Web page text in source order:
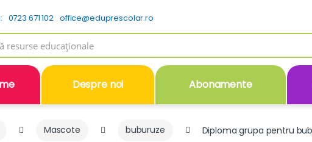
0723 671 102 office@eduprescolar.ro
Despre noi Abonamente
Mascote buburuze Diploma grupa pentru